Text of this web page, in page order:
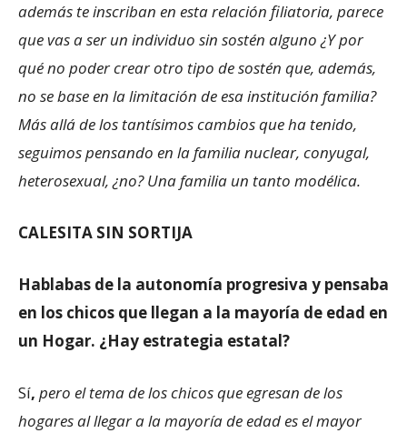
además te inscriban en esta relación filiatoria, parece
que vas a ser un individuo sin sostén alguno ¿Y por
qué no poder crear otro tipo de sostén que, además,
no se base en la limitación de esa institución familia?
Más allá de los tantísimos cambios que ha tenido,
seguimos pensando en la familia nuclear, conyugal,
heterosexual, ¿no? Una familia un tanto modélica.
CALESITA SIN SORTIJA
Hablabas de la autonomía progresiva y pensaba
en los chicos que llegan a la mayoría de edad en
un Hogar. ¿Hay estrategia estatal?
Sí, pero el tema de los chicos que egresan de los
hogares al llegar a la mayoría de edad es el mayor